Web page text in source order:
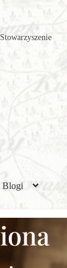
Stowarzyszenie
Blogi